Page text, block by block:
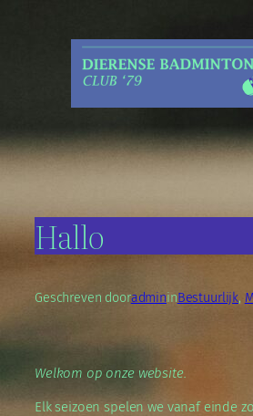
Hallo
Geschreven dooradmininBestuurlijk,
Welkom op onze website.
Elk seizoen spelen we vanaf einde